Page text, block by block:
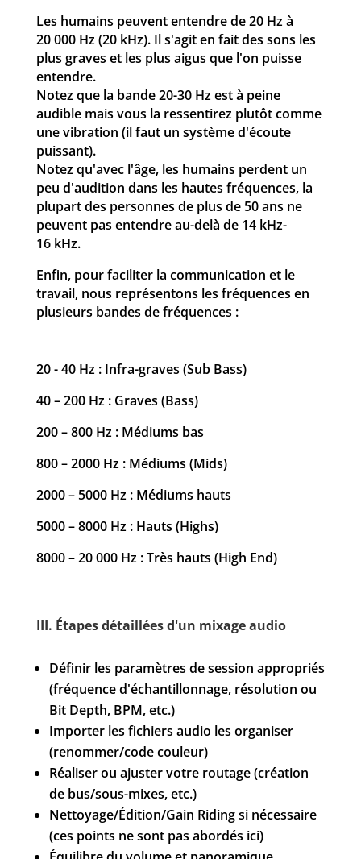
Les humains peuvent entendre de 20 Hz à
20 000 Hz (20 kHz). Il s'agit en fait des sons les
plus graves et les plus aigus que l'on puisse
entendre.
Notez que la bande 20-30 Hz est à peine
audible mais vous la ressentirez plutôt comme
une vibration (il faut un système d'écoute
puissant).
Notez qu'avec l'âge, les humains perdent un
peu d'audition dans les hautes fréquences, la
plupart des personnes de plus de 50 ans ne
peuvent pas entendre au-delà de 14 kHz-
16 kHz.
Enfin, pour faciliter la communication et le
travail, nous représentons les fréquences en
plusieurs bandes de fréquences :
20 - 40 Hz : Infra-graves (Sub Bass)
40 – 200 Hz : Graves (Bass)
200 – 800 Hz : Médiums bas
800 – 2000 Hz : Médiums (Mids)
2000 – 5000 Hz : Médiums hauts
5000 – 8000 Hz : Hauts (Highs)
8000 – 20 000 Hz : Très hauts (High End)
III. Étapes détaillées d'un mixage audio
Définir les paramètres de session appropriés
(fréquence d'échantillonnage, résolution ou
Bit Depth, BPM, etc.)
Importer les fichiers audio les organiser
(renommer/code couleur)
Réaliser ou ajuster votre routage (création
de bus/sous-mixes, etc.)
Nettoyage/Édition/Gain Riding si nécessaire
(ces points ne sont pas abordés ici)